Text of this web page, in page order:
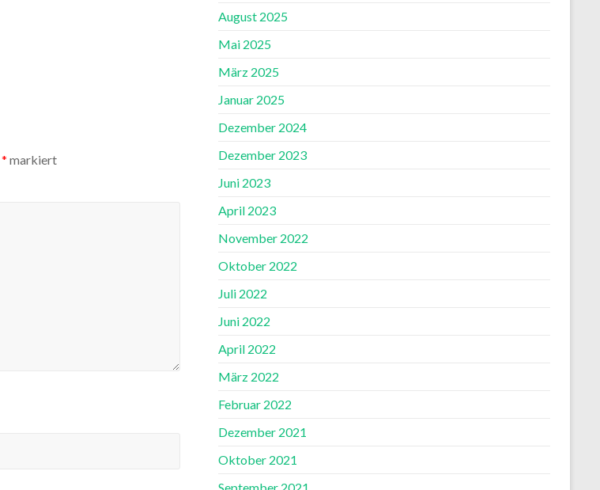
* markiert
August 2025
Mai 2025
März 2025
Januar 2025
Dezember 2024
Dezember 2023
Juni 2023
April 2023
November 2022
Oktober 2022
Juli 2022
Juni 2022
April 2022
März 2022
Februar 2022
Dezember 2021
Oktober 2021
September 2021